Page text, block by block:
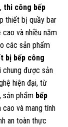
thi công bếp
thiết bị quầy bar
và nhiều năm
các sản phẩm
bị bếp công
chung được sản
hiện đại, từ
sản phẩm bếp
và mang tính
an toàn thực